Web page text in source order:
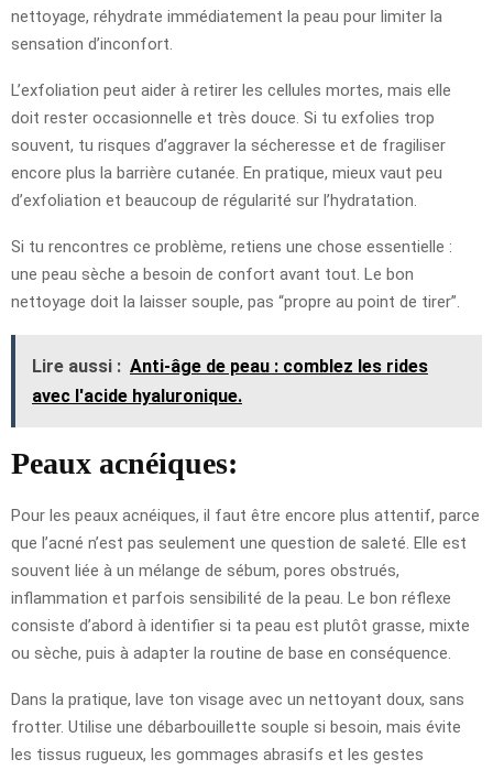
nettoyage, réhydrate immédiatement la peau pour limiter la
sensation d’inconfort.
L’exfoliation peut aider à retirer les cellules mortes, mais elle
doit rester occasionnelle et très douce. Si tu exfolies trop
souvent, tu risques d’aggraver la sécheresse et de fragiliser
encore plus la barrière cutanée. En pratique, mieux vaut peu
d’exfoliation et beaucoup de régularité sur l’hydratation.
Si tu rencontres ce problème, retiens une chose essentielle :
une peau sèche a besoin de confort avant tout. Le bon
nettoyage doit la laisser souple, pas “propre au point de tirer”.
Lire aussi : Anti-âge de peau : comblez les rides
avec l'acide hyaluronique.
Peaux acnéiques:
Pour les peaux acnéiques, il faut être encore plus attentif, parce
que l’acné n’est pas seulement une question de saleté. Elle est
souvent liée à un mélange de sébum, pores obstrués,
inflammation et parfois sensibilité de la peau. Le bon réflexe
consiste d’abord à identifier si ta peau est plutôt grasse, mixte
ou sèche, puis à adapter la routine de base en conséquence.
Dans la pratique, lave ton visage avec un nettoyant doux, sans
frotter. Utilise une débarbouillette souple si besoin, mais évite
les tissus rugueux, les gommages abrasifs et les gestes